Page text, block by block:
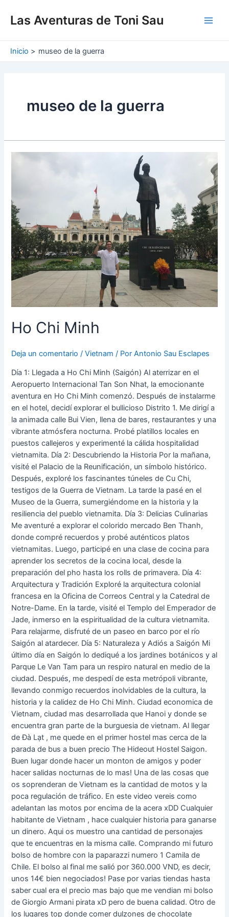
Las Aventuras de Toni Sau
Inicio museo de la guerra
museo de la guerra
Ho Chi Minh
Deja un comentario /Vietnam / PorAntonio Sau Esclapes
Día 1: Llegada a Ho Chi Minh (Saigón) Al aterrizar en el
Aeropuerto Internacional Tan Son Nhat, la emocionante
aventura en Ho Chi Minh comenzó. Después de instalarme
en el hotel, decidí explorar el bullicioso Distrito 1. Me dirigí a
la animada calle Bui Vien, llena de bares, restaurantes y una
vibrante atmósfera nocturna. Probé platillos locales en
puestos callejeros y experimenté la cálida hospitalidad
vietnamita. Día 2: Descubriendo la Historia Por la mañana,
visité el Palacio de la Reunificación, un símbolo histórico.
Después, exploré los fascinantes túneles de Cu Chi,
testigos de la Guerra de Vietnam. La tarde la pasé en el
Museo de la Guerra, sumergiéndome en la historia y la
resiliencia del pueblo vietnamita. Día 3: Delicias Culinarias
Me aventuré a explorar el colorido mercado Ben Thanh,
donde compré recuerdos y probé auténticos platos
vietnamitas. Luego, participé en una clase de cocina para
aprender los secretos de la cocina local, desde la
preparación del pho hasta los rolls de primavera. Día 4:
Arquitectura y Tradición Exploré la arquitectura colonial
francesa en la Oficina de Correos Central y la Catedral de
Notre-Dame. En la tarde, visité el Templo del Emperador de
Jade, inmerso en la espiritualidad de la cultura vietnamita.
Para relajarme, disfruté de un paseo en barco por el río
Saigón al atardecer. Día 5: Naturaleza y Adiós a Saigón Mi
último día en Saigón lo dediqué a los jardines botánicos y al
Parque Le Van Tam para un respiro natural en medio de la
ciudad. Después, me despedí de esta metrópoli vibrante,
llevando conmigo recuerdos inolvidables de la cultura, la
historia y la calidez de Ho Chi Minh. Ciudad economica de
Vietnam, ciudad mas desarrollada que Hanoi y donde se
encuentra gran parte de la burguesia de vietnam. Al llegar
de Đà Lạt , me quede en el primer hostel mas cerca de la
parada de bus a buen precio The Hideout Hostel Saigon.
Buen lugar donde hacer un monton de amigos y poder
hacer salidas nocturnas de lo mas! Una de las cosas que
os soprenderan de Vietnam es la cantidad de motos y la
poca regulación de tráfico. En este video vereis como
adelantan las motos por encima de la acera xDD Cualquier
habitante de Vietnam , hace cualquier historia para ganarse
un dinero. Aqui os muestro una cantidad de personajes
que te encuentras en la misma calle. Comprando mi futuro
bolso de hombre con la paparazzi numero 1 Camila de
Chile. El bolso al final me salió por 360.000 VND, es decir,
unos 14€ bien negociados! Pase por varias tiendas hasta
saber cual era el precio mas bajo que me vendian mi bolso
de Giorgio Armani pirata xD pero de buena calidad. Otro de
los lugares top donde comer dulzones de chocolate